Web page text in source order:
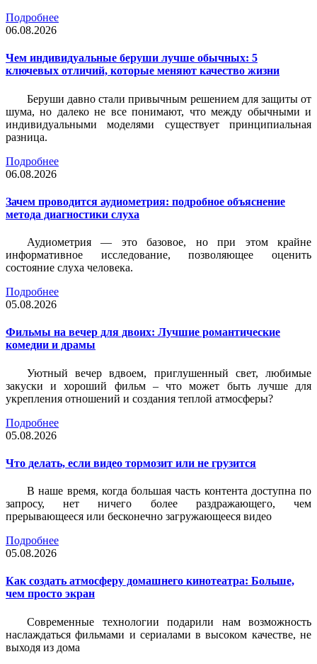
Подробнее
06.08.2026
Чем индивидуальные беруши лучше обычных: 5
ключевых отличий, которые меняют качество жизни
Беруши давно стали привычным решением для защиты от
шума, но далеко не все понимают, что между обычными и
индивидуальными моделями существует принципиальная
разница.
Подробнее
06.08.2026
Зачем проводится аудиометрия: подробное объяснение
метода диагностики слуха
Аудиометрия — это базовое, но при этом крайне
информативное исследование, позволяющее оценить
состояние слуха человека.
Подробнее
05.08.2026
Фильмы на вечер для двоих: Лучшие романтические
комедии и драмы
Уютный вечер вдвоем, приглушенный свет, любимые
закуски и хороший фильм – что может быть лучше для
укрепления отношений и создания теплой атмосферы?
Подробнее
05.08.2026
Что делать, если видео тормозит или не грузится
В наше время, когда большая часть контента доступна по
запросу, нет ничего более раздражающего, чем
прерывающееся или бесконечно загружающееся видео
Подробнее
05.08.2026
Как создать атмосферу домашнего кинотеатра: Больше,
чем просто экран
Современные технологии подарили нам возможность
наслаждаться фильмами и сериалами в высоком качестве, не
выходя из дома